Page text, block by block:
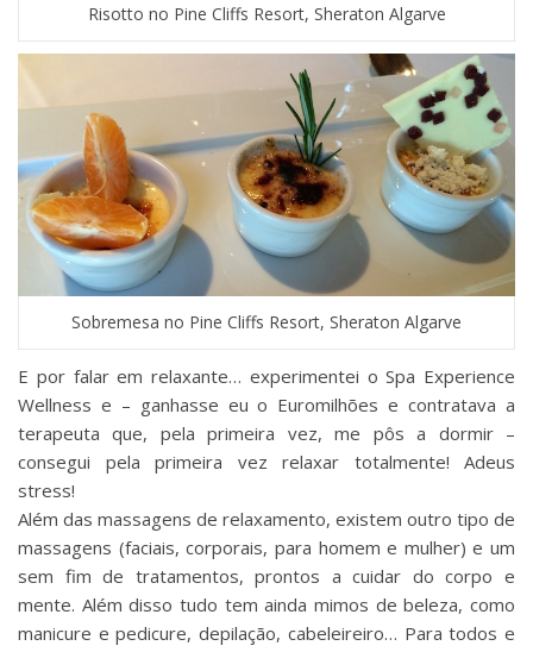
Risotto no Pine Cliffs Resort, Sheraton Algarve
Sobremesa no Pine Cliffs Resort, Sheraton Algarve
E por falar em relaxante… experimentei o Spa Experience
Wellness e – ganhasse eu o Euromilhões e contratava a
terapeuta que, pela primeira vez, me pôs a dormir –
consegui pela primeira vez relaxar totalmente! Adeus
stress!
Além das massagens de relaxamento, existem outro tipo de
massagens (faciais, corporais, para homem e mulher) e um
sem fim de tratamentos, prontos a cuidar do corpo e
mente. Além disso tudo tem ainda mimos de beleza, como
manicure e pedicure, depilação, cabeleireiro… Para todos e